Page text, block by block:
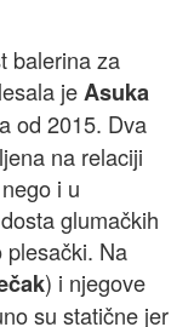
balerina za
jeAsuka
od 2015. Dva
na relaciji
i u
glumačkih
plesački. Na
) i njegove
su statične jer